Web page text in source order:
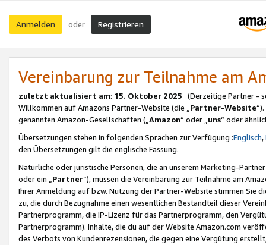
Anmelden oder Registrieren
Vereinbarung zur Teilnahme am
zuletzt aktualisiert am: 15. Oktober 2025 (Derzeitige Partner -
Willkommen auf Amazons Partner-Website (die „Partner-Website
genannten Amazon-Gesellschaften („Amazon“ oder „uns“ oder
Übersetzungen stehen in folgenden Sprachen zur Verfügung :Englisch,
den Übersetzungen gilt die englische Fassung.
Natürliche oder juristische Personen, die an unserem Marketing-
oder ein „Partner“), müssen die Vereinbarung zur Teilnahme am
Ihrer Anmeldung auf bzw. Nutzung der Partner-Website stimmen Sie
zu, die durch Bezugnahme einen wesentlichen Bestandteil dieser
Partnerprogramm, die IP-Lizenz für das Partnerprogramm, den
Partnerprogramm). Inhalte, die du auf der Website Amazon.com
des Verbots von Kundenrezensionen, die gegen eine Vergütung